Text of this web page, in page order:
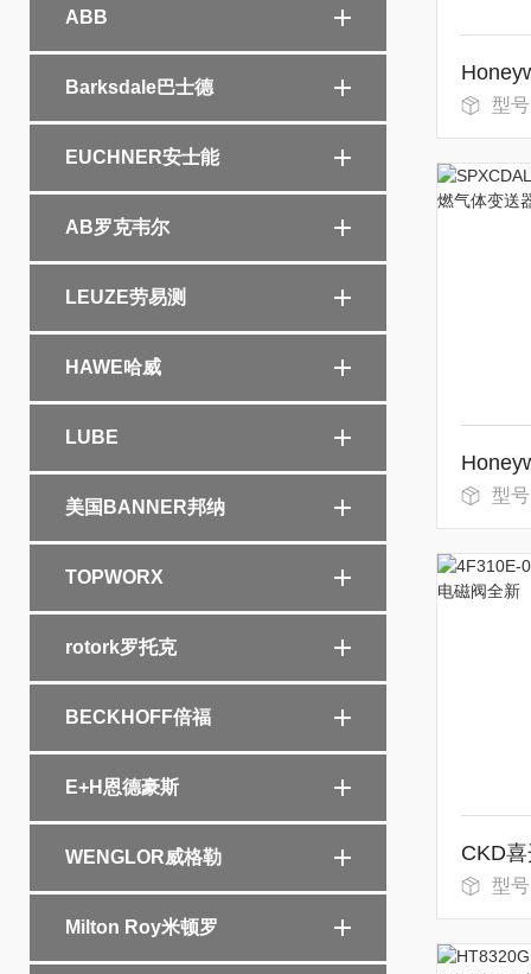
ABB
Barksdale巴士德
EUCHNER安士能
AB罗克韦尔
LEUZE劳易测
HAWE哈威
LUBE
美国BANNER邦纳
TOPWORX
rotork罗托克
BECKHOFF倍福
E+H恩德豪斯
WENGLOR威格勒
Milton Roy米顿罗
型号
型号
型号：